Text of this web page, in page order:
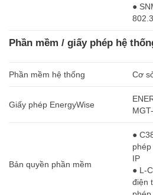
●
Phần mềm / giấy phép hệ
Phần mềm hệ thống Cơ
Giấy phép EnergyWise
Bản quyền phần mềm
●
IP
● L-
điện